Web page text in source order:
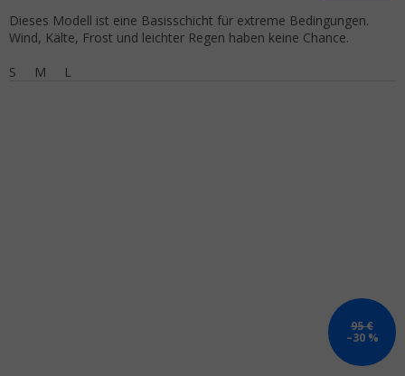
Dieses Modell ist eine Basisschicht für extreme Bedingungen.
Wind, Kälte, Frost und leichter Regen haben keine Chance.
S
M L
95 €
–30 %